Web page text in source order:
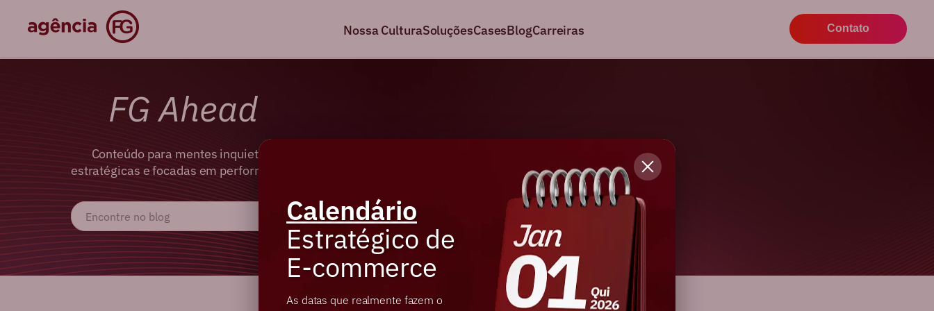
Nossa CulturaSoluçõesCasesBlogCarreiras Contato
FG Ahead
Conteúdo para mentes inquietas,
estratégicas e focadas em performance.
Calendário
Estratégico de
E-commerce
As datas que realmente fazem o